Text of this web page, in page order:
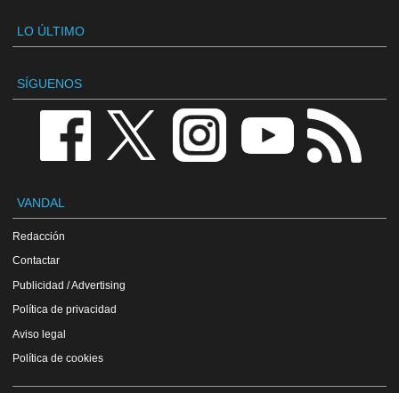
LO ÚLTIMO
SÍGUENOS
VANDAL
Redacción
Contactar
Publicidad / Advertising
Política de privacidad
Aviso legal
Política de cookies